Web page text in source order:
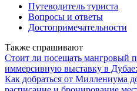
Путеводитель туриста
Вопросы и ответы
Достопримечательности
Также спрашивают
Стоит ли посещать мангровый
иммерсивную выставку в
Как добраться от Миллениума